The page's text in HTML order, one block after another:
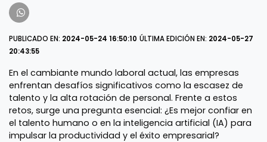
PUBLICADO EN: 2024-05-24 16:50:10 ÚLTIMA EDICIÓN EN: 2024-05-27
20:43:55
En el cambiante mundo laboral actual, las empresas
enfrentan desafíos significativos como la escasez de
talento y la alta rotación de personal. Frente a estos
retos, surge una pregunta esencial: ¿Es mejor confiar en
el talento humano o en la inteligencia artificial (IA) para
impulsar la productividad y el éxito empresarial?